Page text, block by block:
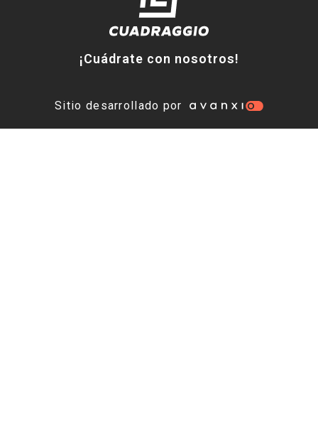
¡Cuádrate con nosotros!
Sitio desarrollado por